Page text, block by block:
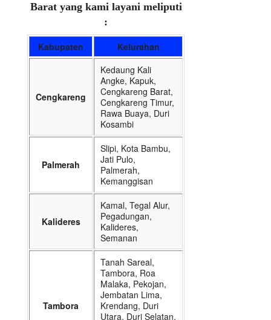
Barat yang kami layani meliputi
:
Kabupaten Kelurahan
Cengkareng
Kedaung Kali
Angke, Kapuk,
Cengkareng Barat,
Cengkareng Timur,
Rawa Buaya, Duri
Kosambi
Palmerah
Slipi, Kota Bambu,
Jati Pulo,
Palmerah,
Kemanggisan
Kalideres
Kamal, Tegal Alur,
Pegadungan,
Kalideres,
Semanan
Tambora
Tanah Sareal,
Tambora, Roa
Malaka, Pekojan,
Jembatan Lima,
Krendang, Duri
Utara, Duri Selatan,